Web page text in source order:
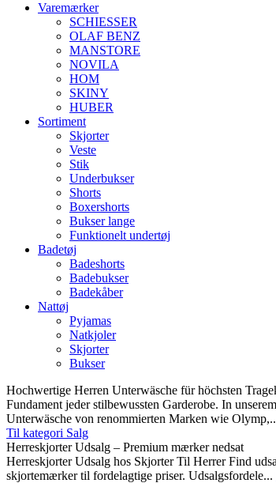
Varemærker
SCHIESSER
OLAF BENZ
MANSTORE
NOVILA
HOM
SKINY
HUBER
Sortiment
Skjorter
Veste
Stik
Underbukser
Shorts
Boxershorts
Bukser lange
Funktionelt undertøj
Badetøj
Badeshorts
Badebukser
Badekåber
Nattøj
Pyjamas
Natkjoler
Skjorter
Bukser
Hochwertige Herren Unterwäsche für höchsten
Fundament jeder stilbewussten Garderobe. In
Unterwäsche von renommierten Marken wie
Til kategori Salg
Herreskjorter Udsalg – Premium mærker nedsat
Herreskjorter Udsalg hos Skjorter Til Herrer Find
skjortemærker til fordelagtige priser. Udsalgsfordele...